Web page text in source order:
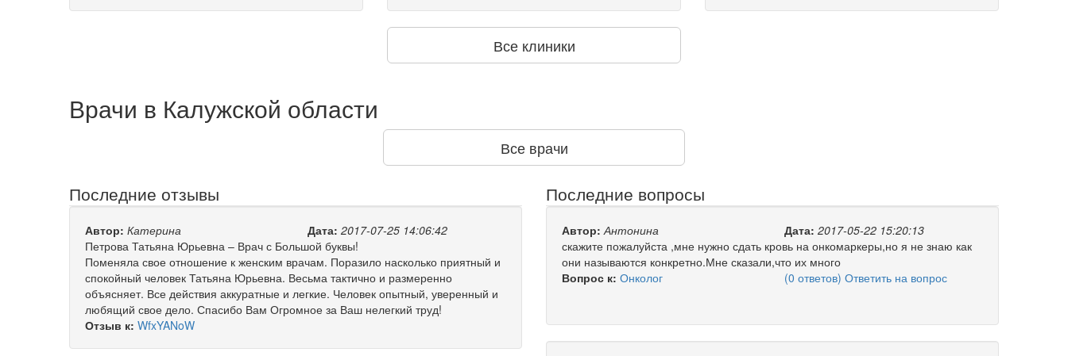
Все клиники
Врачи в Калужской области
Все врачи
Последние отзывы
Автор: Катерина Дата: 2017-07-25 14:06:42
Петрова Татьяна Юрьевна – Врач с Большой буквы!
Поменяла свое отношение к женским врачам. Поразило насколько приятный и
спокойный человек Татьяна Юрьевна. Весьма тактично и размеренно
объясняет. Все действия аккуратные и легкие. Человек опытный, уверенный и
любящий свое дело. Спасибо Вам Огромное за Ваш нелегкий труд!
Отзыв к: WfxYANoW
Последние вопросы
Автор: Антонина Дата: 2017-05-22 15:20:13
скажите пожалуйста ,мне нужно сдать кровь на онкомаркеры,но я не знаю как
они называются конкретно.Мне сказали,что их много
Вопрос к: Онколог (0 ответов) Ответить на вопрос